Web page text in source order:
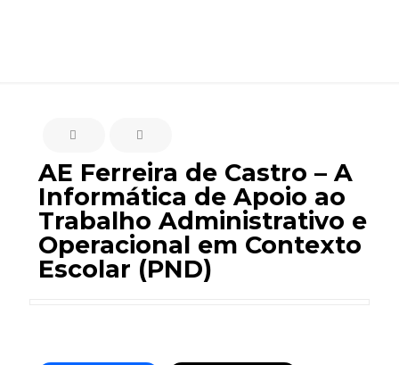
AE Ferreira de Castro – A
Informática de Apoio ao
Trabalho Administrativo e
Operacional em Contexto
Escolar (PND)